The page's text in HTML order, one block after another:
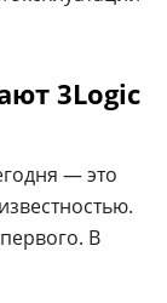
3Logic
— это
В